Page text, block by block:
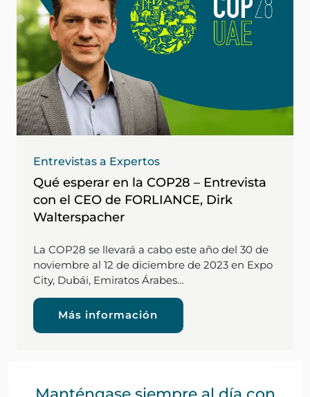
Entrevistas a Expertos
Qué esperar en la COP28 – Entrevista
con el CEO de FORLIANCE, Dirk
Walterspacher
La COP28 se llevará a cabo este año del 30 de
noviembre al 12 de diciembre de 2023 en Expo
City, Dubái, Emiratos Árabes…
Más información